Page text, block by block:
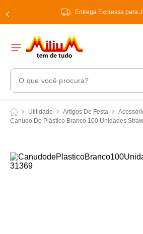
Entrega Expressa para
O que você procura?
Utilidade Artigos De Festa
Canudo De Plástico Branco 100 Unidades
Termos Mais Buscados
3º torneira